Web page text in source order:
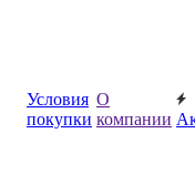
Условия
покупки
О
компании